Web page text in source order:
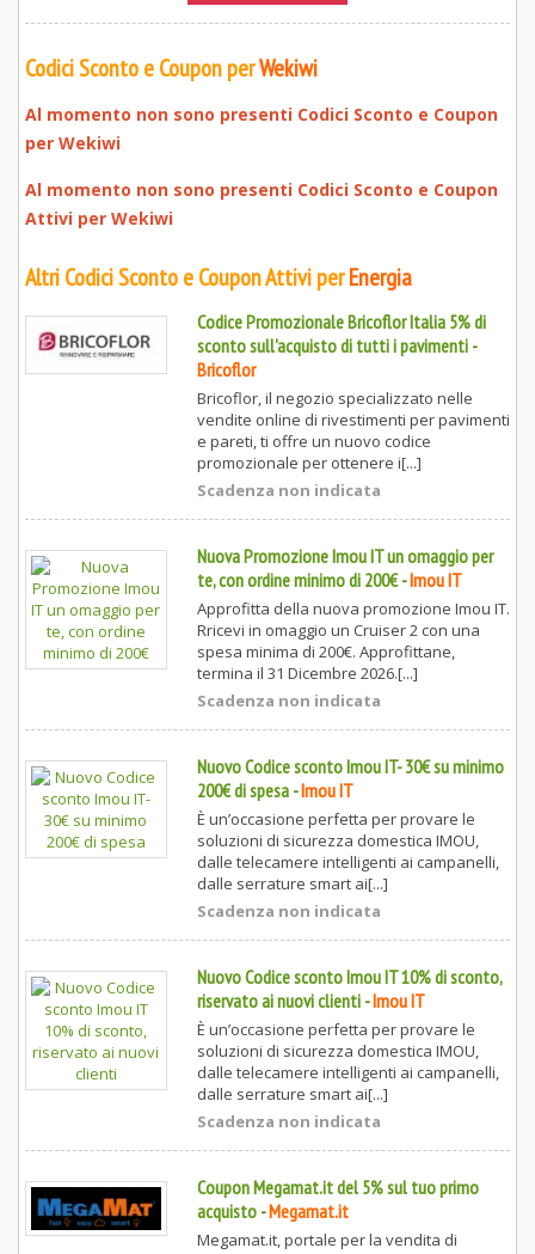
Codici Sconto e Coupon perWekiwi
Al momento non sono presenti Codici Sconto e Coupon
per Wekiwi
Al momento non sono presenti Codici Sconto e Coupon
Attivi per Wekiwi
Altri Codici Sconto e Coupon Attivi perEnergia
Codice Promozionale Bricoflor Italia 5% di
sconto sull'acquisto di tutti i pavimenti -
Bricoflor
Bricoflor, il negozio specializzato nelle
vendite online di rivestimenti per pavimenti
e pareti, ti offre un nuovo codice
promozionale per ottenere i[...]
Scadenza non indicata
Nuova Promozione Imou IT un omaggio per
te, con ordine minimo di 200€-Imou IT
Approfitta della nuova promozione Imou IT.
Rricevi in omaggio un Cruiser 2 con una
spesa minima di 200€. Approfittane,
termina il 31 Dicembre 2026.[...]
Scadenza non indicata
Nuovo Codice sconto Imou IT- 30€ su minimo
200€ di spesa-Imou IT
È un’occasione perfetta per provare le
soluzioni di sicurezza domestica IMOU,
dalle telecamere intelligenti ai campanelli,
dalle serrature smart ai[...]
Scadenza non indicata
Nuovo Codice sconto Imou IT 10% di sconto,
riservato ai nuovi clienti-Imou IT
È un’occasione perfetta per provare le
soluzioni di sicurezza domestica IMOU,
dalle telecamere intelligenti ai campanelli,
dalle serrature smart ai[...]
Scadenza non indicata
Coupon Megamat.it del 5% sul tuo primo
acquisto-Megamat.it
Megamat.it, portale per la vendita di